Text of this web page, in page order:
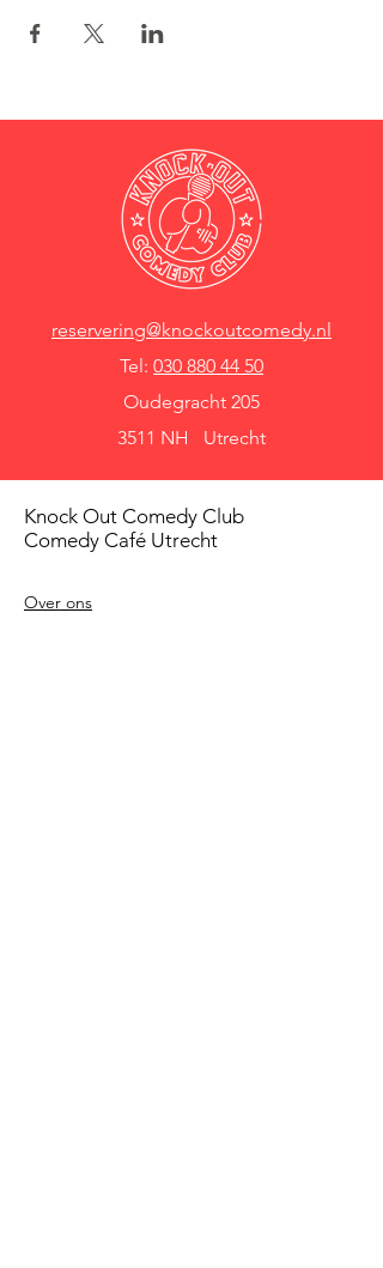
reservering@knockoutcomedy.nl
Tel: 030 880 44 50
Oudegracht 205
3511 NH Utrecht
Knock Out Comedy Club
Comedy Café Utrecht
Over ons